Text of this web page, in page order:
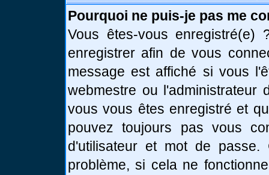
Pourquoi ne puis-je pas me
Vous êtes-vous enregistré(e)
enregistrer afin de vous
message est affiché si vous
webmestre ou l'administrateur
vous vous êtes enregistré et
pouvez toujours pas vous
d'utilisateur et mot de
problème, si cela ne